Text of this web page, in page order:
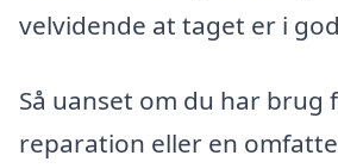
velvidende at taget er i
Så uanset om du har brug
reparation eller en